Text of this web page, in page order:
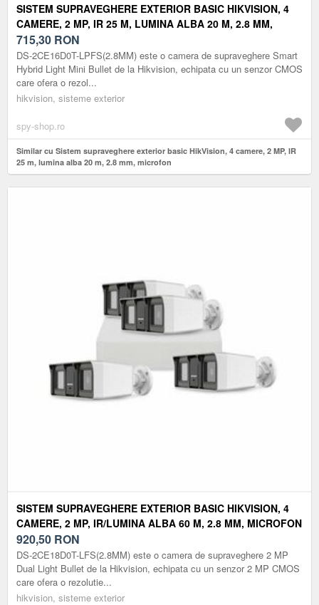
SISTEM SUPRAVEGHERE EXTERIOR BASIC HIKVISION, 4
CAMERE, 2 MP, IR 25 M, LUMINA ALBA 20 M, 2.8 MM,
MICROFON
715,30 RON
DS-2CE16D0T-LPFS(2.8MM) este o camera de supraveghere Smart
Hybrid Light Mini Bullet de la Hikvision, echipata cu un senzor CMOS
care ofera o rezol...
hikvision, sisteme exterior
spy-shop.ro
Similar cu Sistem supraveghere exterior basic HikVision, 4 camere, 2 MP, IR
25 m, lumina alba 20 m, 2.8 mm, microfon
SISTEM SUPRAVEGHERE EXTERIOR BASIC HIKVISION, 4
CAMERE, 2 MP, IR/LUMINA ALBA 60 M, 2.8 MM, MICROFON
920,50 RON
DS-2CE18D0T-LFS(2.8MM) este o camera de supraveghere 2 MP
Dual Light Bullet de la Hikvision, echipata cu un senzor 2 MP CMOS
care ofera o rezolutie...
hikvision, sisteme exterior